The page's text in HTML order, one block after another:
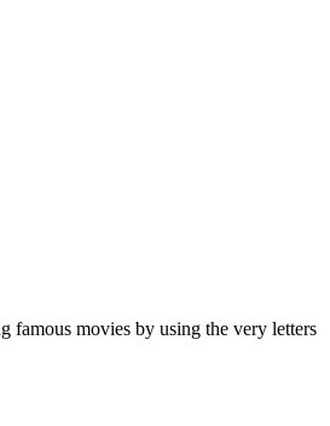
famous movies by using the very letters